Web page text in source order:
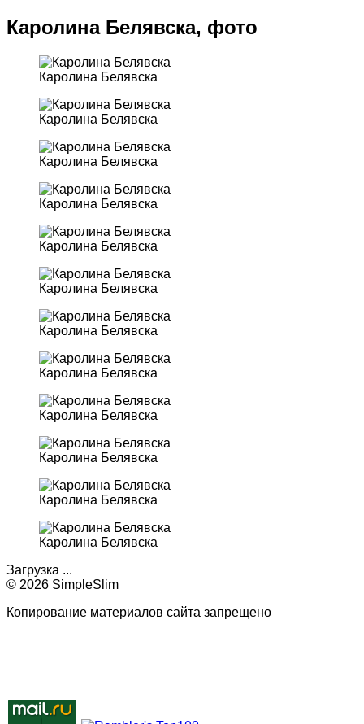
Каролина Белявска, фото
Каролина Белявска
Каролина Белявска
Каролина Белявска
Каролина Белявска
Каролина Белявска
Каролина Белявска
Каролина Белявска
Каролина Белявска
Каролина Белявска
Каролина Белявска
Каролина Белявска
Каролина Белявска
Загрузка ...
© 2026 SimpleSlim
Копирование материалов сайта запрещено